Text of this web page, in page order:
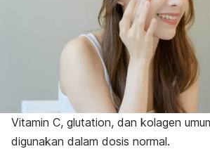
Vitamin C, glutation, dan kolagen
digunakan dalam dosis normal.